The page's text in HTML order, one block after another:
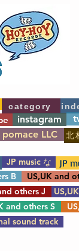
category
instagram
pomace LLC 北
JP music な JP
B US,UK and
others J
and others S
sound track